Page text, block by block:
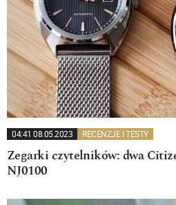
04:41 08.05.2023 RECENZJE I TESTY
Zegarki czytelników: dwa
NJ0100